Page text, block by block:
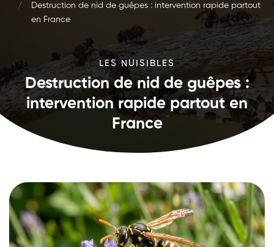
Destruction de nid de guêpes : intervention rapide partout
en France
LES NUISIBLES
Destruction de nid de guêpes :
intervention rapide partout en
France